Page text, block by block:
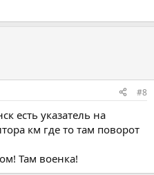
#8
есть указатель на
км где то там поворот
Там военка!